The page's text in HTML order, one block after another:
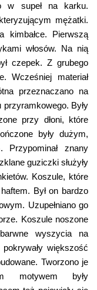
w supeł na karku.
mężatki.
kimbałce. Pierwszą
włosów. Na nią
czepek. Z grubego
Wcześniej materiał
przeznaczano na
przyramkowego. Były
przy dłoni, które
były dużym,
Przypominał znany
guziczki służyły
Koszule, które
Był on bardzo
Uzupełniano go
Koszule noszone
wyszycia na
większość
Tworzono je
motywem były